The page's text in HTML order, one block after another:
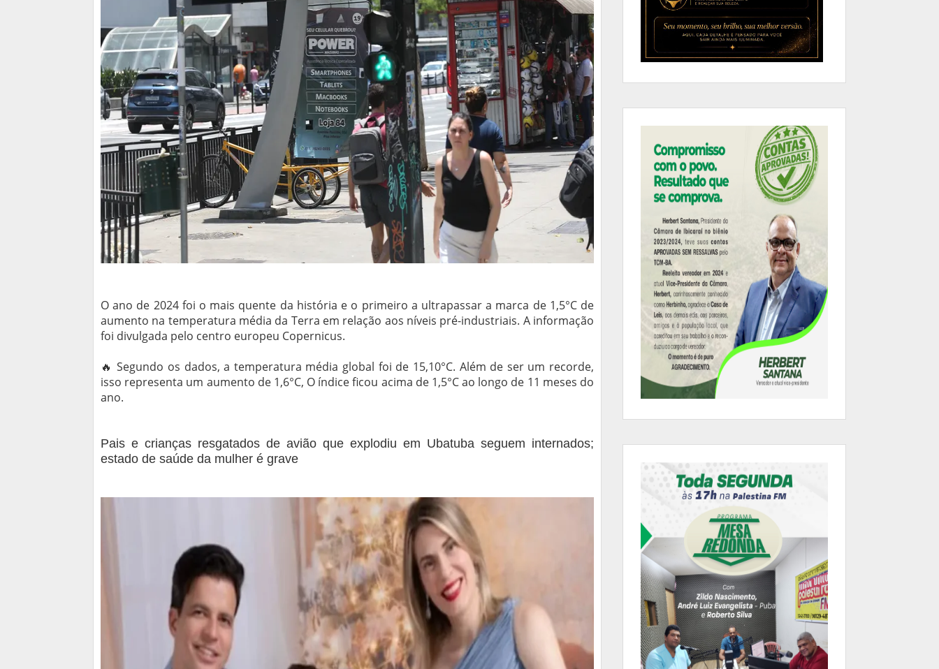
O ano de 2024 foi o mais quente da história e o primeiro a ultrapassar a marca de 1,5°C de
aumento na temperatura média da Terra em relação aos níveis pré-industriais. A informação
foi divulgada pelo centro europeu Copernicus.
🔥 Segundo os dados, a temperatura média global foi de 15,10°C. Além de ser um recorde,
isso representa um aumento de 1,6°C, O índice ficou acima de 1,5°C ao longo de 11 meses do
ano.
Pais e crianças resgatados de avião que explodiu em Ubatuba seguem internados;
estado de saúde da mulher é grave